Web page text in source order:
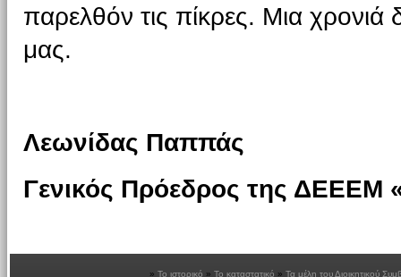
παρελθόν τις πίκρες. Μια χρονιά
μας.
Λεωνίδας Παππάς
Γενικός Πρόεδρος της
Το ιστορικό Το καταστατικό Τα μέλη του Διοικητικού